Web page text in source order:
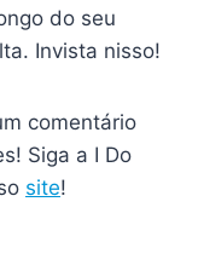
do seu
Invista nisso!
comentário
Siga a I Do
site!